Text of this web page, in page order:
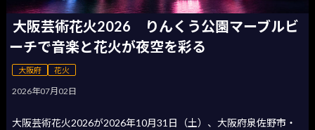
大阪芸術花火2026 りんくう公園マーブルビ
ーチで音楽と花火が夜空を彩る
大阪府 花火
2026年07月02日
大阪芸術花火2026が2026年10月31日（土）、大阪府泉佐野市・